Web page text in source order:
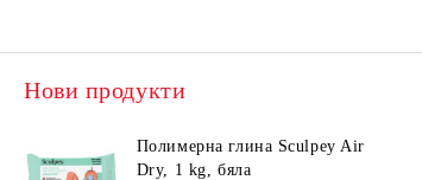
Нови продукти
Полимерна глина Sculpey Air
Dry, 1 kg, бяла